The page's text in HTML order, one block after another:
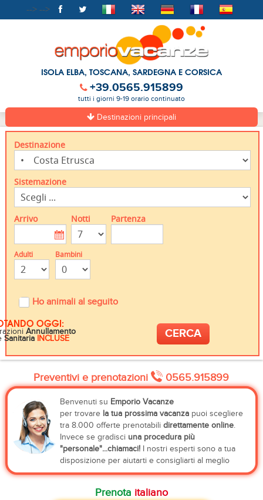
--> -->
ISOLA ELBA, TOSCANA, SARDEGNA E CORSICA
+39.0565.915899
tutti i giorni 9-19 orario continuato
Destinazioni principali
Destinazione
Sistemazione
Arrivo Notti Partenza
Adulti Bambini
Ho animali al seguito
OGGI:
Annullamento
Sanitaria INCLUSE
Preventivi e prenotazioni 0565.915899
Benvenuti su Emporio Vacanze
per trovare la tua prossima vacanzapuoi scegliere
tra 8.000 offerte prenotabili direttamente online.
Invece se gradisci una procedura più
"personale"...chiamaci!I nostri esperti sono a tua
disposizione per aiutarti e consigliarti al meglio
Prenota italiano